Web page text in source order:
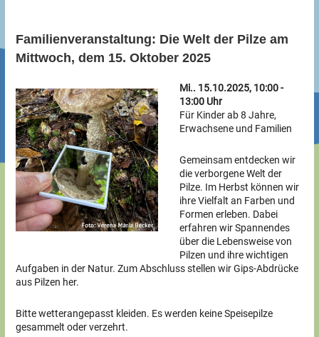
Familienveranstaltung: Die Welt der Pilze am
Mittwoch, dem 15. Oktober 2025
Mi.. 15.10.2025, 10:00 -
13:00 Uhr
Für Kinder ab 8 Jahre,
Erwachsene und Familien
Gemeinsam entdecken wir
die verborgene Welt der
Pilze. Im Herbst können wir
ihre Vielfalt an Farben und
Formen erleben. Dabei
erfahren wir Spannendes
über die Lebensweise von
Pilzen und ihre wichtigen
Aufgaben in der Natur. Zum Abschluss stellen wir Gips-Abdrücke
aus Pilzen her.
Bitte wetterangepasst kleiden. Es werden keine Speisepilze
gesammelt oder verzehrt.